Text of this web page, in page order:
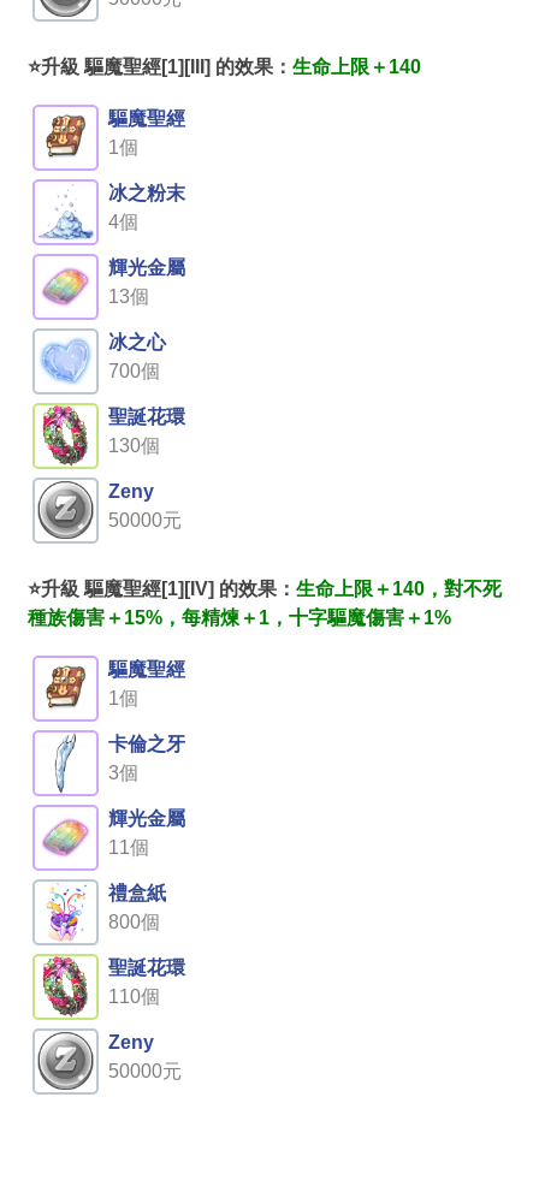
⭐升級 驅魔聖經[1][III] 的效果： 生命上限＋140
驅魔聖經
1個
冰之粉末
4個
輝光金屬
13個
冰之心
700個
聖誕花環
130個
Zeny
50000元
⭐升級 驅魔聖經[1][IV] 的效果： 生命上限＋140，對不死
種族傷害＋15%，每精煉＋1，十字驅魔傷害＋1%
驅魔聖經
1個
卡倫之牙
3個
輝光金屬
11個
禮盒紙
800個
聖誕花環
110個
Zeny
50000元